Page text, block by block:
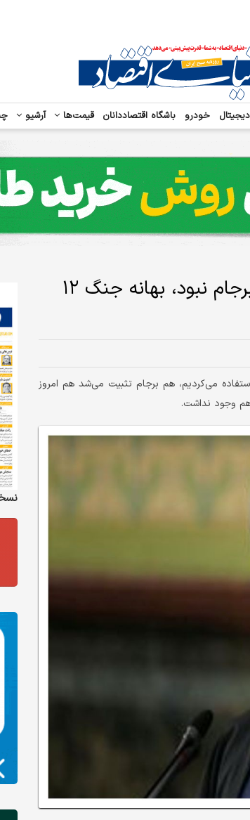
دیجیتال خودرو باشگاه اقتصاددانان قیمت‌ها آرشیو
حسن روحانی: اگر مخالفت عده‌ای با بازگشت به برجام نبود، بهانه جنگ ۱۲
برجام استفاده می‌کردیم، هم برجام تثبیت می‌شد هم امروز